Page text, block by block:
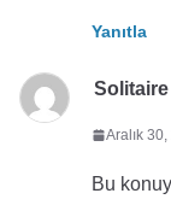
Yanıtla
Solitaire
Aralık
Bu